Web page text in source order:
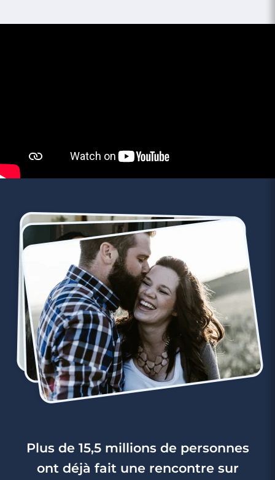
Plus de 15,5 millions de personnes
ont déjà fait une rencontre sur